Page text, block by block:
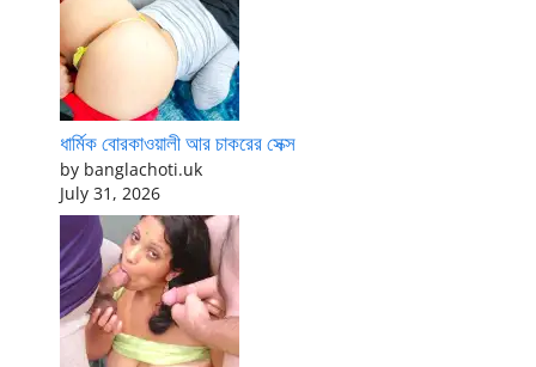
ধার্মিক বোরকাওয়ালী আর চাকরের সেক্স
by banglachoti.uk
July 31, 2026